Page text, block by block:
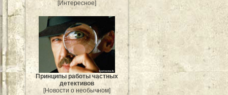
[Интересное]
Принципы работы частных
детективов
[Новости о необычном]